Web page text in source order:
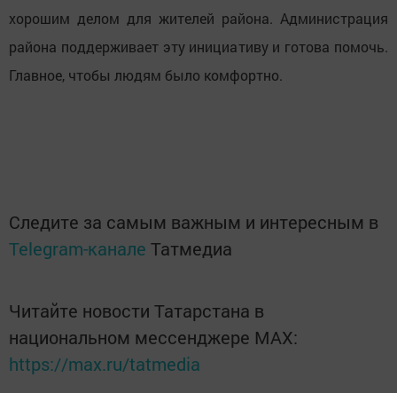
хорошим делом для жителей района. Администрация
района поддерживает эту инициативу и готова помочь.
Главное, чтобы людям было комфортно.
Следите за самым важным и интересным в
Telegram-канале Татмедиа
Читайте новости Татарстана в
национальном мессенджере MАХ:
https://max.ru/tatmedia